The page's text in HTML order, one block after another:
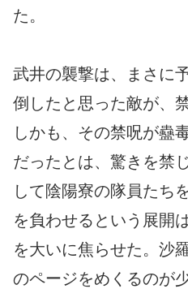
た。
武井の襲撃は、まさに
倒したと思った敵が、
しかも、その禁呪が蠱
だったとは、驚きを禁
して陰陽寮の隊員たち
を負わせるという展開
を大いに焦らせた。沙
のページをめくるのが